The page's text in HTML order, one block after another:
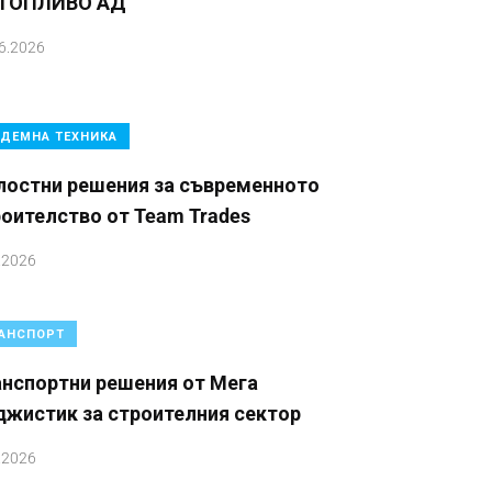
ТЕХНИКА
решения за съвременното
от Team Trades
решения от Мега
за строителния сектор